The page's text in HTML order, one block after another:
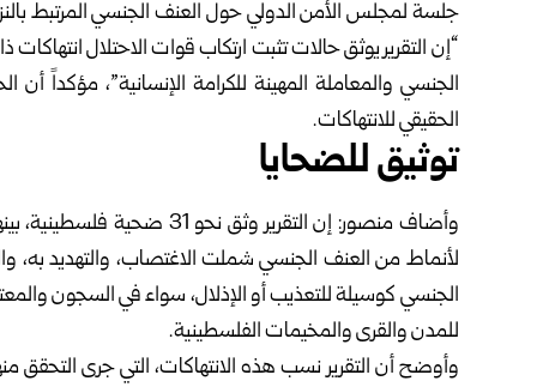
“إن التقرير يوثق حالات تثبت ارتكاب قوات الاحتلال
الجنسي والمعاملة المهينة للكرامة الإنسانية”، مؤكداً
الحقيقي للانتهاكات.
توثيق للضحايا
لأنماط من العنف الجنسي شملت الاغتصاب، والتهديد به،
الجنسي كوسيلة للتعذيب أو الإذلال، سواء في السجون
للمدن والقرى والمخيمات الفلسطينية.
وأوضح أن التقرير نسب هذه الانتهاكات، التي جرى التحقق